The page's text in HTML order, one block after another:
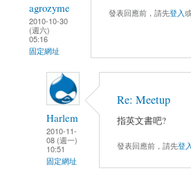
agrozyme
2010-10-30
(週六)
05:16
固定網址
發表回應前，請先登入
Harlem
2010-11-
08 (週一)
10:51
固定網址
Re: Meetup
指英文書吧?
發表回應前，請先登入